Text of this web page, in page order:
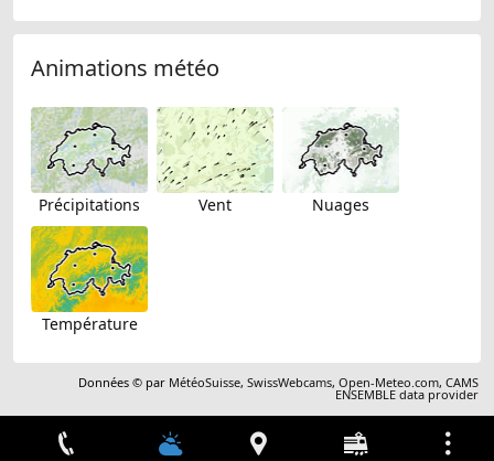
Animations météo
Précipitations Vent Nuages
Température
Données © par MétéoSuisse,SwissWebcams,Open-Meteo.com,CAMS
ENSEMBLE data provider